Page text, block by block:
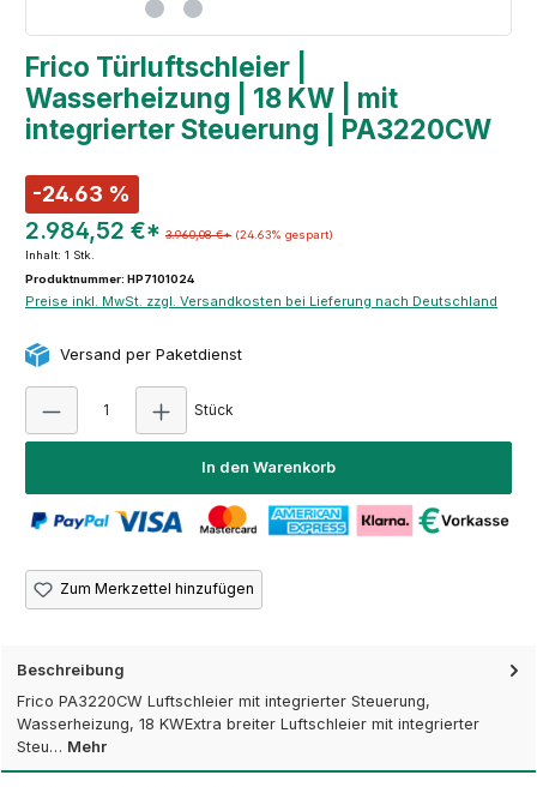
Frico Türluftschleier |
Wasserheizung | 18 KW | mit
integrierter Steuerung | PA3220CW
-24.63 %
2.984,52 €* 3.960,08 €* (24.63% gespart)
Inhalt: 1 Stk.
Produktnummer: HP7101024
Preise inkl. MwSt. zzgl. Versandkosten bei Lieferung nach Deutschland
Versand per Paketdienst
Stück
In den Warenkorb
Zum Merkzettel hinzufügen
Beschreibung
Frico PA3220CW Luftschleier mit integrierter Steuerung,
Wasserheizung, 18 KWExtra breiter Luftschleier mit integrierter
Steu… Mehr